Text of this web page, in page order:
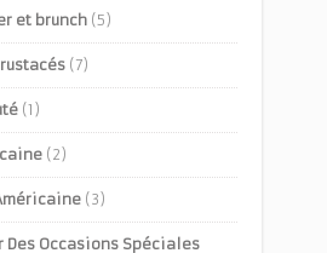
et brunch (5)
(7)
(1)
(2)
(3)
Des Occasions Spéciales